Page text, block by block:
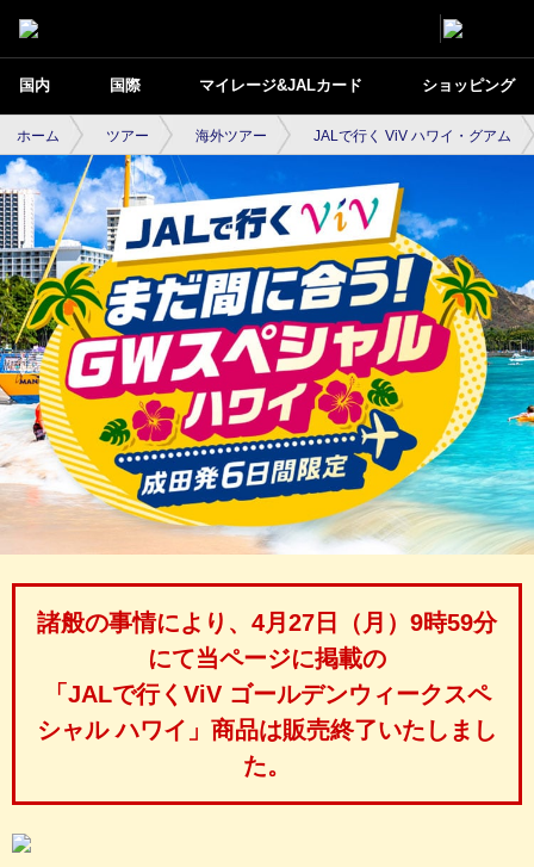
国内 国際 マイレージ&JALカード ショッピング
ホーム ツアー 海外ツアー JALで行く ViV ハワイ・グアム
JALで行くViV ゴールデンウィークスペシ
諸般の事情により、4月27日（月）9時59分
にて当ページに掲載の
「JALで行くViV ゴールデンウィークスペ
シャル ハワイ」商品は販売終了いたしまし
た。